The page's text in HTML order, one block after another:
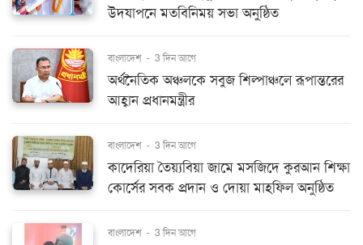
উদযাপনে মতবিনিময় সভা অনুষ্ঠিত
বাংলাদেশ - 3 দিন আগে
অর্থনৈতিক অঞ্চলকে সবুজ শিল্পাঞ্চলে রূপান্তরের
আহ্বান প্রধানমন্ত্রীর
বাংলাদেশ - 3 দিন আগে
কাদেরিয়া তৈয়্যবিয়া জামে মসজিদে কুরআন শিক্ষা
কোর্সের সবক প্রদান ও দোয়া মাহফিল অনুষ্ঠিত
বাংলাদেশ - 3 দিন আগে